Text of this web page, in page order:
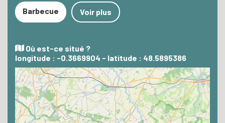
Barbecue Voir plus
Où est-ce situé ?
longitude : -0.3669904 - latitude : 48.5895386